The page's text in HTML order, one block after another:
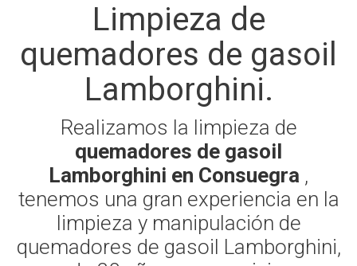
Limpieza de
quemadores de gasoil
Lamborghini.
Realizamos la limpieza de
quemadores de gasoil
Lamborghini en Consuegra ,
tenemos una gran experiencia en la
limpieza y manipulación de
quemadores de gasoil Lamborghini,